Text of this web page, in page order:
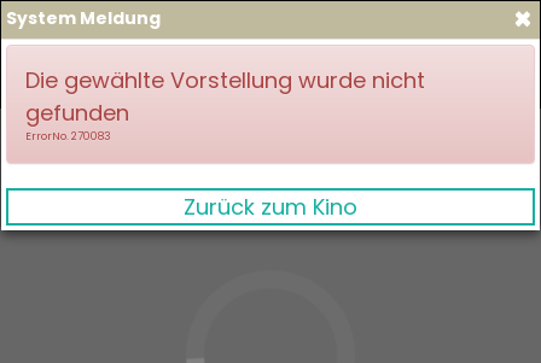
×
System Meldung
Die gewählte Vorstellung wurde nicht
gefunden
ErrorNo. 270083
Zurück zum Kino